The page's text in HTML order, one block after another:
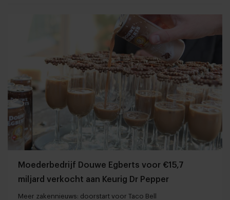
Moederbedrijf Douwe Egberts voor €15,7
miljard verkocht aan Keurig Dr Pepper
Meer zakennieuws: doorstart voor Taco Bell